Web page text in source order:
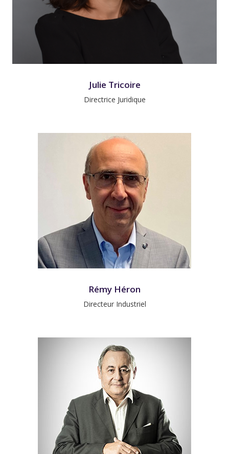
Julie Tricoire
Directrice Juridique
Rémy Héron
Directeur Industriel